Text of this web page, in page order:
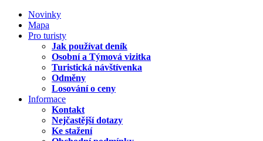
Novinky
Mapa
Pro turisty
Jak používat deník
Osobní a Týmová vizitka
Turistická návštívenka
Odměny
Losování o ceny
Informace
Kontakt
Nejčastější dotazy
Ke stažení